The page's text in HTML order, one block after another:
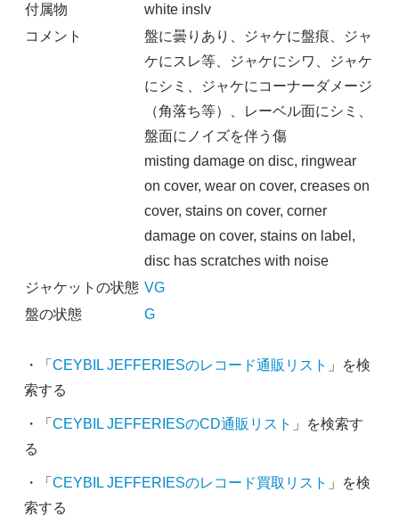
付属物
white inslv
コメント
盤に曇りあり、ジャケに盤痕、ジャ
ケにスレ等、ジャケにシワ、ジャケ
にシミ、ジャケにコーナーダメージ
（角落ち等）、レーベル面にシミ、
盤面にノイズを伴う傷
misting damage on disc, ringwear
on cover, wear on cover, creases on
cover, stains on cover, corner
damage on cover, stains on label,
disc has scratches with noise
ジャケットの状態 VG
盤の状態
G
・「 CEYBIL JEFFERIESのレコード通販リスト 」を検
索する
・「 CEYBIL JEFFERIESのCD通販リスト 」を検索す
る
・「 CEYBIL JEFFERIESのレコード買取リスト 」を検
索する